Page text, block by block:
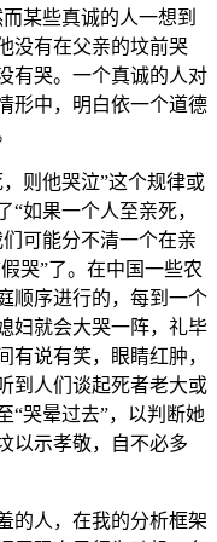
某些真诚的人一想到
没有在父亲的坟前哭
有哭。一个真诚的人对
形中，明白依一个道德
则他哭泣”这个规律或
如果一个人至亲死，
可能分不清一个在亲
哭”了。在中国一些农
顺序进行的，每到一个
妇就会大哭一阵，礼毕
有说有笑，眼睛红肿，
到人们谈起死者老大或
“哭晕过去”，以判断她
以示孝敬，自不必多
的人，在我的分析框架